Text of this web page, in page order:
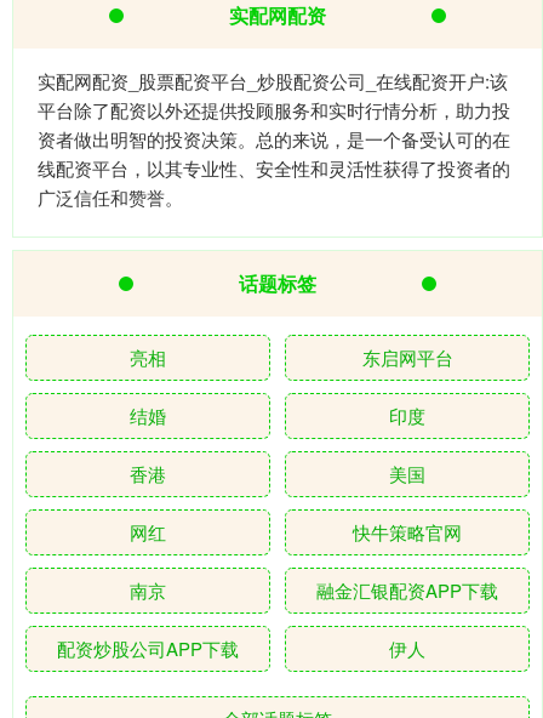
实配网配资
实配网配资_股票配资平台_炒股配资公司_在线配资开户:该
平台除了配资以外还提供投顾服务和实时行情分析，助力投
资者做出明智的投资决策。总的来说，是一个备受认可的在
线配资平台，以其专业性、安全性和灵活性获得了投资者的
广泛信任和赞誉。
话题标签
亮相 东启网平台
结婚 印度
香港 美国
网红 快牛策略官网
南京 融金汇银配资APP下载
配资炒股公司APP下载 伊人